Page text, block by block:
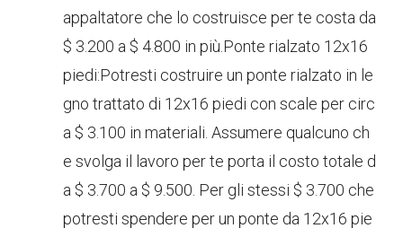
appaltatore che lo costruisce per te costa da
$ 3.200 a $ 4.800 in più.Ponte rialzato 12x16
piedi:Potresti costruire un ponte rialzato in le
gno trattato di 12x16 piedi con scale per circ
a $ 3.100 in materiali. Assumere qualcuno ch
e svolga il lavoro per te porta il costo totale d
a $ 3.700 a $ 9.500. Per gli stessi $ 3.700 che
potresti spendere per un ponte da 12x16 pie